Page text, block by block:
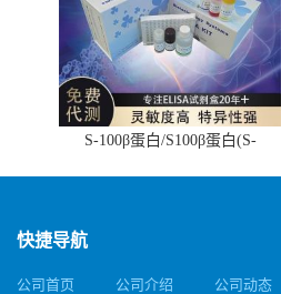
S-100β蛋白/S100β蛋白(S-
快捷导航
公司首页 公司介绍 公司动态